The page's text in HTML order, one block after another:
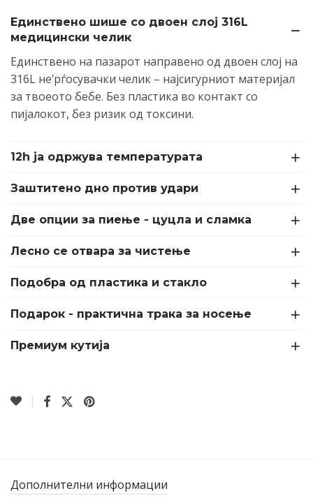
Единствено шише со двоен слој 316L
медицински челик
Единствено на пазарот направено од двоен слој на
316L не’рѓосувачки челик – најсигурниот материјал
за твоеото бебе. Без пластика во контакт со
пијалокот, без ризик од токсини.
12h ја одржува температурата
Заштитено дно против удари
Две опции за пиење - цуцла и сламка
Лесно се отвара за чистење
Подобра од пластика и стакло
Подарок - практична трака за носење
Премиум кутија
Дополнителни информации